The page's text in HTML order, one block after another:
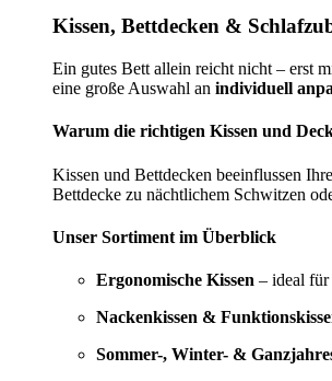
Kissen, Bettdecken &
Ein gutes Bett allein reicht nicht – erst
eine große Auswahl an individuell
Warum die richtigen Kissen und
Kissen und Bettdecken beeinflussen Ihre
Bettdecke zu nächtlichem Schwitzen
Unser Sortiment im Überblick
Ergonomische Kissen – ideal für
Nackenkissen &
Sommer-, Winter- &